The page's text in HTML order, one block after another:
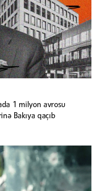
1 milyon avrosu
Bakıya qaçıb